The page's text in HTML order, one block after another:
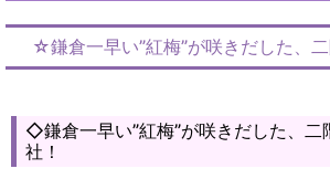
☆鎌倉一早い”紅梅”が咲きだした、
◇鎌倉一早い”紅梅”が咲きだした、二
社！